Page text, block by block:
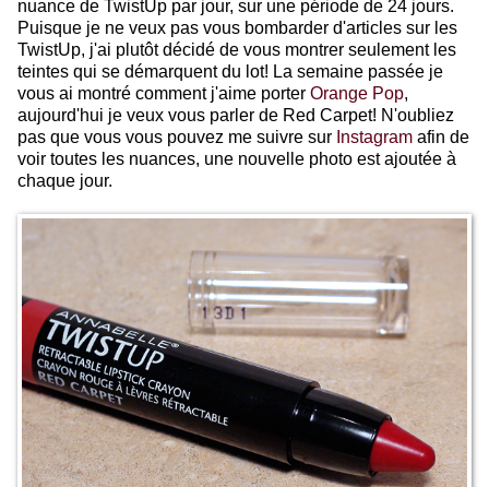
nuance de TwistUp par jour, sur une période de 24 jours.
Puisque je ne veux pas vous bombarder d'articles sur les
TwistUp, j'ai plutôt décidé de vous montrer seulement les
teintes qui se démarquent du lot! La semaine passée je
vous ai montré comment j'aime porter Orange Pop,
aujourd'hui je veux vous parler de Red Carpet! N'oubliez
pas que vous vous pouvez me suivre sur Instagram afin de
voir toutes les nuances, une nouvelle photo est ajoutée à
chaque jour.